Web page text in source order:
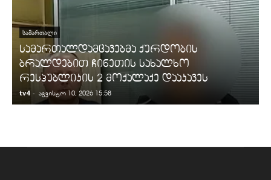
ᲡᲐᲛᲐᲠᲗᲐᲚᲘ
სამართალდამცავებმა ქურდობის
ბრალდებით ჩინეთის სახალხო
რესპუბლიკის 2 მოქალაქე დააკავეს
tv4 - აგვისტო 10, 2026 15:58